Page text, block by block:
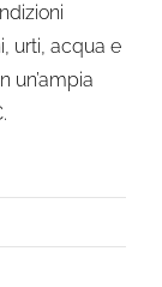
urti, acqua e
un’ampia